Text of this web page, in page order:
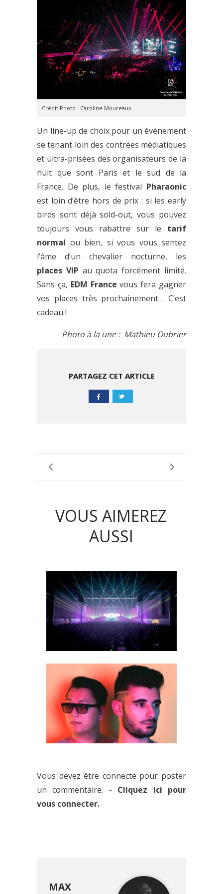
Crédit Photo : Caroline Moureaux
Un line-up de choix pour un événement
se tenant loin des contrées médiatiques
et ultra-prisées des organisateurs de la
nuit que sont Paris et le sud de la
France. De plus, le festival Pharaonic
est loin d’être hors de prix : si les early
birds sont déjà sold-out, vous pouvez
toujours vous rabattre sur le tarif
normal ou bien, si vous vous sentez
l’âme d’un chevalier nocturne, les
places VIP au quota forcément limité.
Sans ça, EDM France vous fera gagner
vos places très prochainement… C’est
cadeau !
Photo à la une : Mathieu Oubrier
PARTAGEZ CET ARTICLE
VOUS AIMEREZ
AUSSI
LA TROISIÈME PHASE DU LINE-
UP D’ANIMALZ EST DÉVOILÉE :
ON FAIT LE POINT
DUO FRANÇAIS SE TROUVE UN
TON CALIENTE TAILLÉ POUR
LES VACANCES
Vous devez être connecté pour poster
un commentaire. - Cliquez ici pour
vous connecter.
MAX